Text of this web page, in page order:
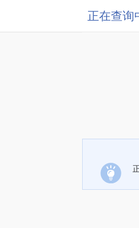
正在查询